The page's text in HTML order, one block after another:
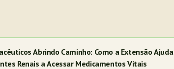
Abrindo Caminho: Como a Extensão Ajuda
Renais a Acessar Medicamentos Vitais